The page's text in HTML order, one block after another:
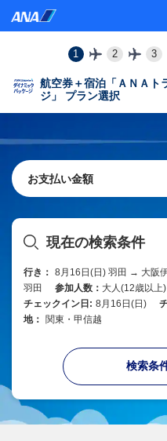
1 2 3
航空券＋宿泊「ＡＮＡト
ジ」 プラン選択
お支払い金額
現在の検索条件
行き： 8月16日(日) 羽田 → 大阪
羽田
参加人数： 大人(12歳以上)
チェックイン日: 8月16日(日)
地：
関東・甲信越
検索条